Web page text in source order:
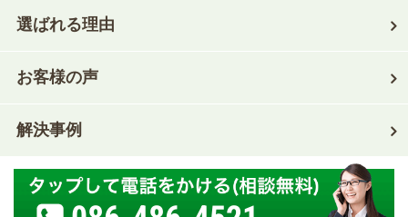
選ばれる理由
お客様の声
解決事例